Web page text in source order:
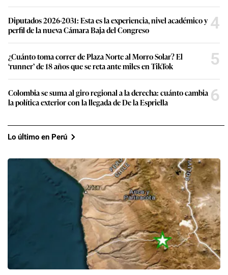
Diputados 2026-2031: Esta es la experiencia, nivel académico y
perfil de la nueva Cámara Baja del Congreso
4
¿Cuánto toma correr de Plaza Norte al Morro Solar? El
‘runner’ de 18 años que se reta ante miles en TikTok
5
Colombia se suma al giro regional a la derecha: cuánto cambia
la política exterior con la llegada de De la Espriella
6
Lo último en Perú